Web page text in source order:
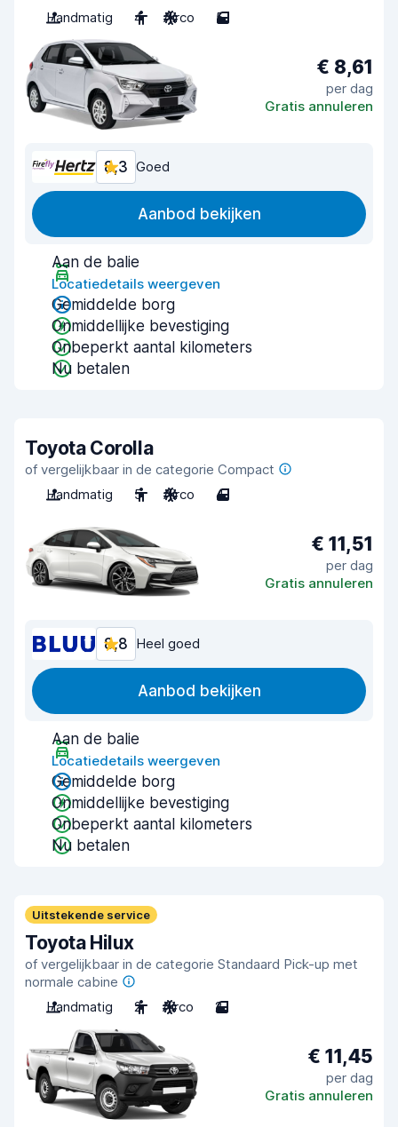
Handmatig
4 Airco 5
€ 8,61
per dag
Gratis annuleren
8,3 Goed
Aanbod bekijken
Aan de balie
Locatiedetails weergeven
Gemiddelde borg
Onmiddellijke bevestiging
Onbeperkt aantal kilometers
Nu betalen
Toyota Corolla
of vergelijkbaar in de categorie Compact
Handmatig
5 Airco 4
€ 11,51
per dag
Gratis annuleren
8,8 Heel goed
Aanbod bekijken
Aan de balie
Locatiedetails weergeven
Gemiddelde borg
Onmiddellijke bevestiging
Onbeperkt aantal kilometers
Nu betalen
Uitstekende service
Toyota Hilux
of vergelijkbaar in de categorie Standaard Pick-up met
normale cabine
Handmatig
2 Airco 2
€ 11,45
per dag
Gratis annuleren